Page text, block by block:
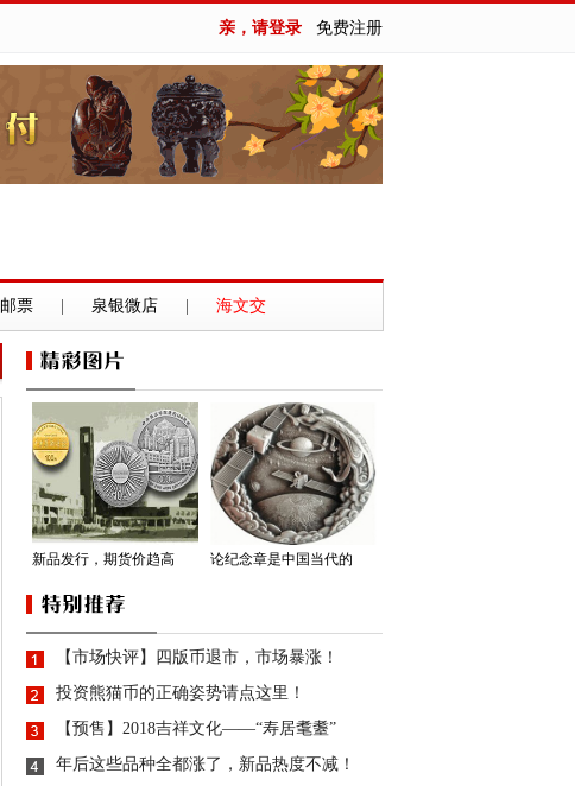
亲，请登录 免费注册
邮票 泉银微店 海文交
新品发行，期货价趋高 论纪念章是中国当代的
【市场快评】四版币退市，市场暴涨！
投资熊猫币的正确姿势请点这里！
【预售】2018吉祥文化——“寿居耄耋”
年后这些品种全都涨了，新品热度不减！